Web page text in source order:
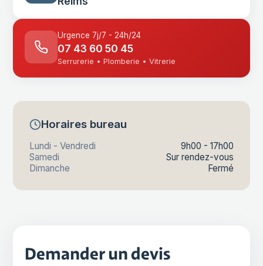
Urgence 7j/7 - 24h/24
07 43 60 50 45
Serrurerie • Plomberie • Vitrerie
Horaires bureau
Lundi - Vendredi
9h00 - 17h00
Samedi
Sur rendez-vous
Dimanche
Fermé
Demander un devis